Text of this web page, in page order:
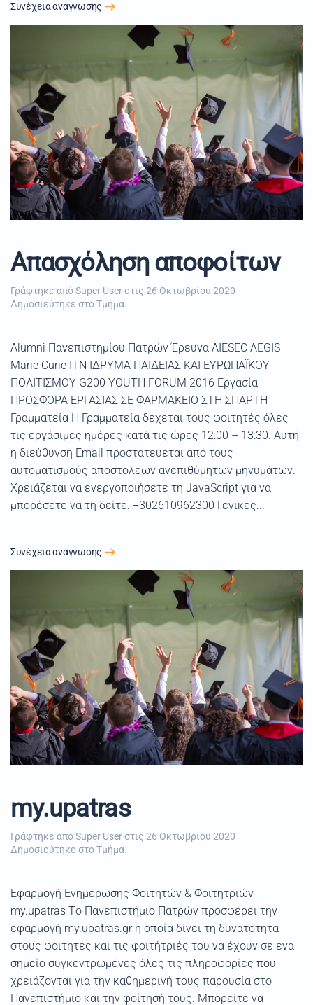
Συνέχεια ανάγνωσης
Απασχόληση αποφοίτων
Γράφτηκε από Super User στις 26 Οκτωβρίου 2020
Δημοσιεύτηκε στοΤμήμα.
Alumni Πανεπιστημίου Πατρών Έρευνα AIESEC AEGIS
Marie Curie ITN ΙΔΡΥΜΑ ΠΑΙΔΕΙΑΣ ΚΑΙ ΕΥΡΩΠΑΪΚΟΥ
ΠΟΛΙΤΙΣΜΟΥ G200 YOUTH FORUM 2016 Εργασία
ΠΡΟΣΦΟΡΑ ΕΡΓΑΣΙΑΣ ΣΕ ΦΑΡΜΑΚΕΙΟ ΣΤΗ ΣΠΑΡΤΗ
Γραμματεία Η Γραμματεία δέχεται τους φοιτητές όλες
τις εργάσιμες ημέρες κατά τις ώρες 12:00 – 13:30. Αυτή
η διεύθυνση Email προστατεύεται από τους
αυτοματισμούς αποστολέων ανεπιθύμητων μηνυμάτων.
Χρειάζεται να ενεργοποιήσετε τη JavaScript για να
μπορέσετε να τη δείτε. +302610962300 Γενικές...
Συνέχεια ανάγνωσης
my.upatras
Γράφτηκε από Super User στις 26 Οκτωβρίου 2020
Δημοσιεύτηκε στοΤμήμα.
Εφαρμογή Ενημέρωσης Φοιτητών & Φοιτητριών
my.upatras Tο Πανεπιστήμιο Πατρών προσφέρει την
εφαρμογή my.upatras.gr η οποία δίνει τη δυνατότητα
στους φοιτητές και τις φοιτήτριές του να έχουν σε ένα
σημείο συγκεντρωμένες όλες τις πληροφορίες που
χρειάζονται για την καθημερινή τους παρουσία στο
Πανεπιστήμιο και την φοίτησή τους. Μπορείτε να